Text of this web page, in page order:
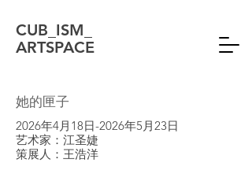
CUB_ISM_
ARTSPACE
她的匣子
2026年4月18日-2026年5月23日
艺术家：江圣婕
​策展人：王浩洋